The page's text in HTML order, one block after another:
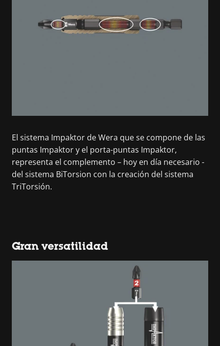
El sistema Impaktor de Wera que se compone de las
puntas Impaktor y el porta-puntas Impaktor,
representa el complemento – hoy en día necesario -
del sistema BiTorsion con la creación del sistema
TriTorsión.
Gran versatilidad